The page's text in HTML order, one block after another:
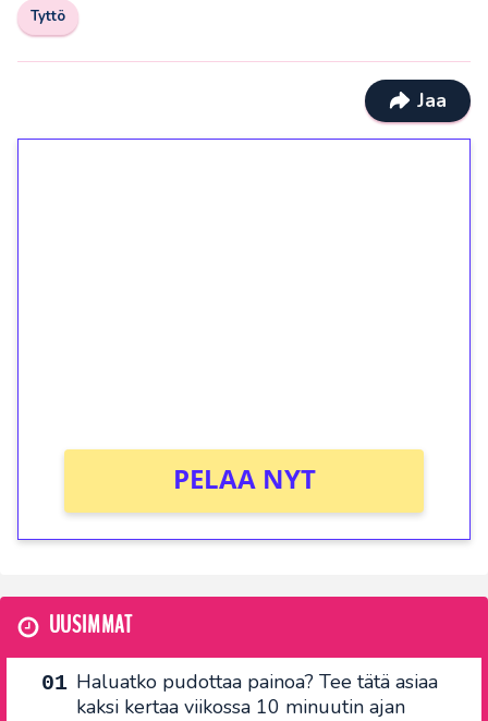
Tyttö
Jaa
PELAA NYT
UUSIMMAT
Haluatko pudottaa painoa? Tee tätä asiaa
kaksi kertaa viikossa 10 minuutin ajan